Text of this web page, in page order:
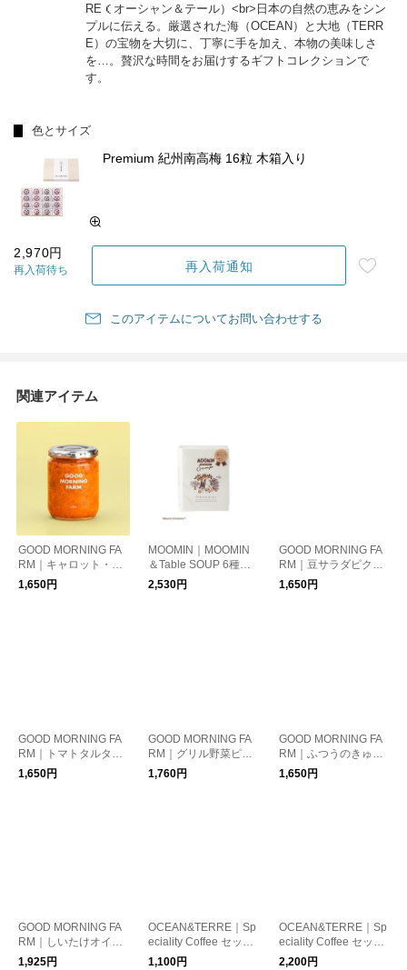
RE（オーシャン＆テール）<br> 日本の自然の恵みをシン
プルに伝える。厳選された海（OCEAN）と大地（TERR
E）の宝物を大切に、丁寧に手を加え、本物の美味しさ
を…。贅沢な時間をお届けするギフトコレクションで
す。
色とサイズ
Premium 紀州南高梅 16粒 木箱入り
2,970円
再入荷待ち 再入荷通知
このアイテムについてお問い合わせする
関連アイテム
GOOD MORNING FA
RM｜キャロット・ラ
ペ
1,650円
MOOMIN｜MOOMIN
＆Table SOUP 6種ギ
フトボックス
2,530円
GOOD MORNING FA
RM｜豆サラダピクル
ス
1,650円
GOOD MORNING FA
RM｜トマトタルタル
ミックスピクルス
1,650円
GOOD MORNING FA
RM｜グリル野菜ピク
ルス クミン＆ガーリ
ック
1,760円
GOOD MORNING FA
RM｜ふつうのきゅう
りピクルス
1,650円
GOOD MORNING FA
RM｜しいたけオイル
煮 HOT （大）
1,925円
OCEAN&TERRE｜Sp
eciality Coffee セット
A
1,100円
OCEAN&TERRE｜Sp
eciality Coffee セット
B
2,200円